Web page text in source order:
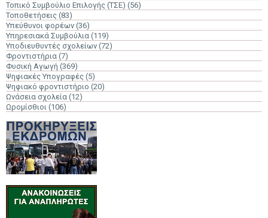
Τοπικό Συμβούλιο Επιλογής (ΤΣΕ) (56)
Τοποθετήσεις (83)
Υπεύθυνοι φορέων (36)
Υπηρεσιακά Συμβούλια (119)
Υποδιευθυντές σχολείων (72)
Φροντιστήρια (7)
Φυσική Αγωγή (369)
Ψηφιακές Υπογραφές (5)
Ψηφιακό φροντιστήριο (20)
Ωνάσεια σχολεία (12)
Ωρομίσθιοι (106)